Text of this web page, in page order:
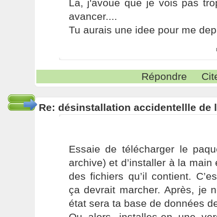
La, j'avoue que je vois pas
avancer....
Tu aurais une idee pour me
Répondre
Re: désinstallation accidentellle de
Essaie de télécharger le
archive) et d’installer à la
des fichiers qu’il contient.
ça devrait marcher. Après, je
état sera ta base de données